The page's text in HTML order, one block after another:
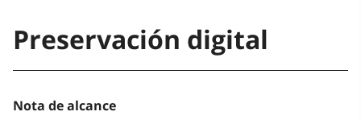
Preservación digital
Nota de alcance